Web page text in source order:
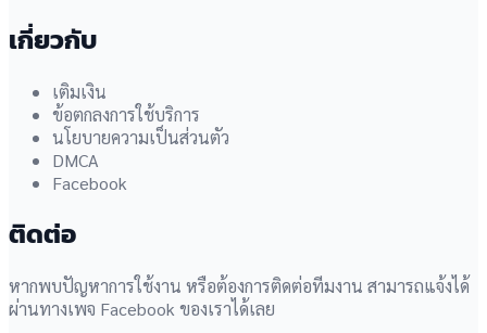
เกี่ยวกับ
เติมเงิน
ข้อตกลงการใช้บริการ
นโยบายความเป็นส่วนตัว
DMCA
Facebook
ติดต่อ
หากพบปัญหาการใช้งาน หรือต้องการติดต่อทีมงาน สามารถแจ้งได้
ผ่านทางเพจ Facebook ของเราได้เลย